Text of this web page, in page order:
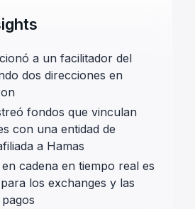
a un facilitador del
dos direcciones en
fondos que vinculan
con una entidad de
a Hamas
cadena en tiempo real es
los exchanges y las